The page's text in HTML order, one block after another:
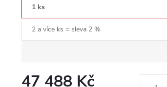
1 ks
2 a více ks = sleva 2 %
47 488 Kč